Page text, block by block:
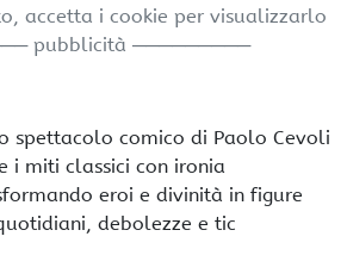
accetta i cookie per visualizzarlo
pubblicità ─────────
spettacolo comico di Paolo Cevoli
i miti classici con ironia
eroi e divinità in figure
debolezze e tic